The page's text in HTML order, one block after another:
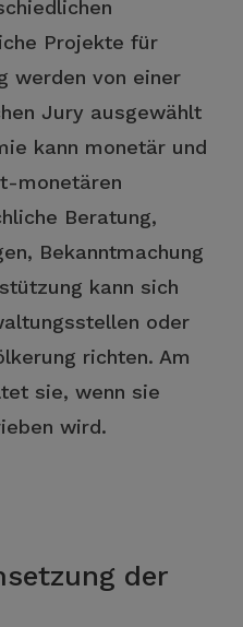
Projekte für
werden von einer
Jury ausgewählt
kann monetär und
monetären
Beratung,
Bekanntmachung
kann sich
oder
richten. Am
sie, wenn sie
wird.
der